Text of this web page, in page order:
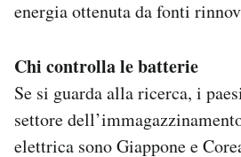
energia ottenuta da fonti
Chi controlla le batterie
Se si guarda alla ricerca, i
settore
elettrica sono Giappone e